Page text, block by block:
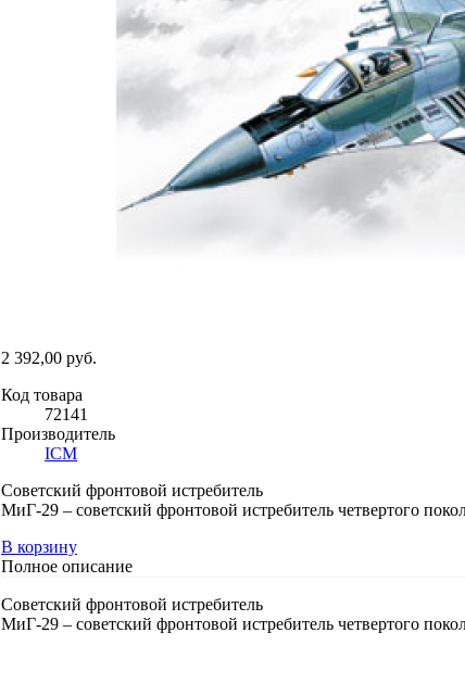
2 392,00 руб.
Код товара
72141
Производитель
ICM
Советский фронтовой истребитель
МиГ-29 – советский фронтовой истребитель четвертого
В корзину
Полное описание
Советский фронтовой истребитель
МиГ-29 – советский фронтовой истребитель четвертого